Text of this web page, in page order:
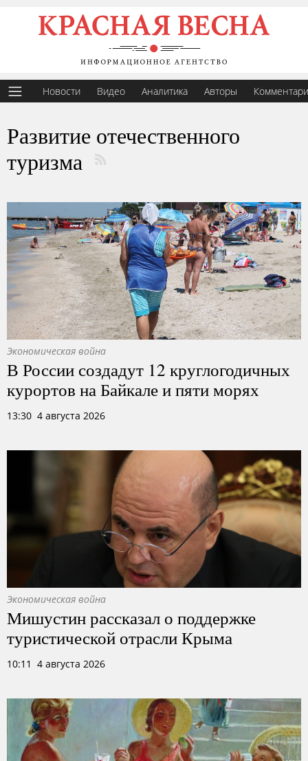
Новости Видео Аналитика Авторы
Развитие отечественного
туризма
Экономическая война
В России создадут 12 круглогодичных
курортов на Байкале и пяти морях
13:30 4 августа 2026
Экономическая война
Мишустин рассказал о поддержке
туристической отрасли Крыма
10:11 4 августа 2026